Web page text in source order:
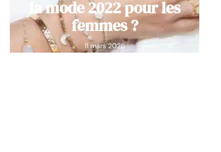
la mode 2022 pour les
femmes ?
11 mars 2026